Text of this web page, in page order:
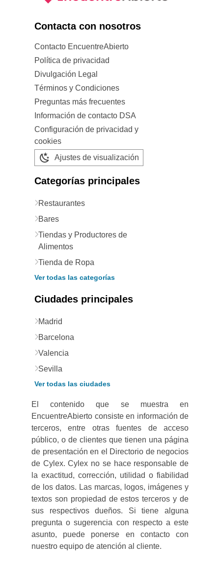
Contacta con nosotros
Contacto EncuentreAbierto
Política de privacidad
Divulgación Legal
Términos y Condiciones
Preguntas más frecuentes
Información de contacto DSA
Configuración de privacidad y
cookies
Ajustes de visualización
Categorías principales
Restaurantes
Bares
Tiendas y Productores de
Alimentos
Tienda de Ropa
Ver todas las categorías
Ciudades principales
Madrid
Barcelona
Valencia
Sevilla
Ver todas las ciudades
El contenido que se muestra en
EncuentreAbierto consiste en información de
terceros, entre otras fuentes de acceso
público, o de clientes que tienen una página
de presentación en el Directorio de negocios
de Cylex. Cylex no se hace responsable de
la exactitud, corrección, utilidad o fiabilidad
de los datos. Las marcas, logos, imágenes y
textos son propiedad de estos terceros y de
sus respectivos dueños. Si tiene alguna
pregunta o sugerencia con respecto a este
asunto, puede ponerse en contacto con
nuestro equipo de atención al cliente.